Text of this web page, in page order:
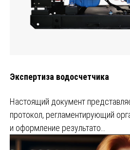
Экспертиза водосчетчика
Настоящий документ
протокол, регламентирующий
и оформление результато…